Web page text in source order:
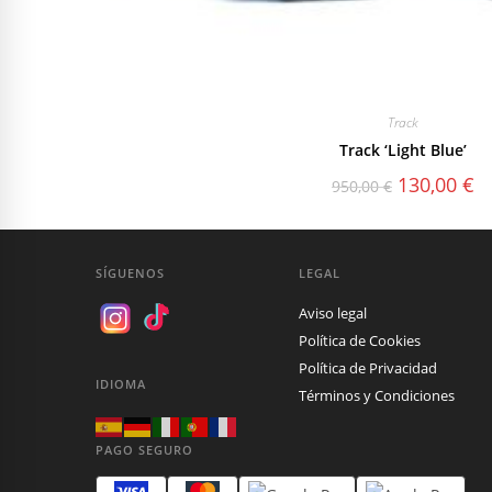
Track
Track ‘Light Blue’
950,00€ El
precio
era:
130,00 €
SÍGUENOS
IDIOMA
LEGAL
Aviso legal
Política de Cookies
Política de Privacidad
Términos y Condiciones
PAGO SEGURO